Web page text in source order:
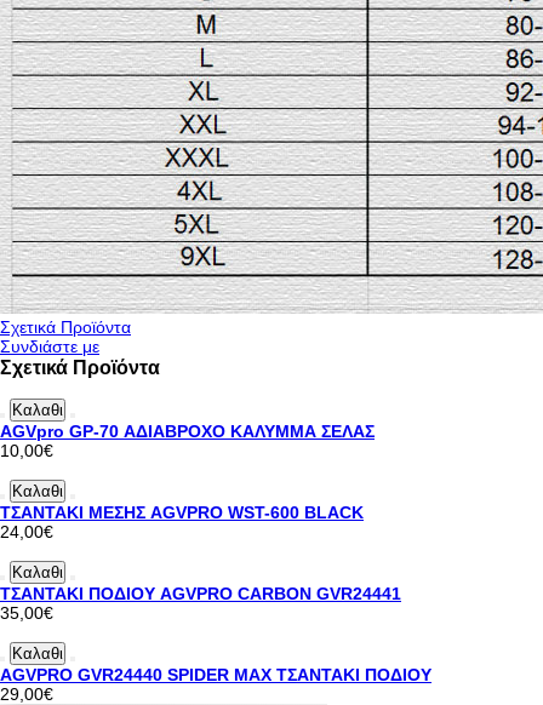
Σχετικά Προϊόντα
Συνδιάστε με
Σχετικά Προϊόντα
Καλαθι
AGVpro GP-70 ΑΔΙΑΒΡΟΧΟ ΚΑΛΥΜΜΑ ΣΕΛΑΣ
10,00€
Καλαθι
ΤΣΑΝΤΑΚΙ ΜΕΣΗΣ AGVPRO WST-600 BLACK
24,00€
Καλαθι
ΤΣΑΝΤΑΚΙ ΠΟΔΙΟΥ AGVPRO CARBON GVR24441
35,00€
Καλαθι
AGVPRO GVR24440 SPIDER MAX ΤΣΑΝΤΑΚΙ ΠΟΔΙΟΥ
29,00€